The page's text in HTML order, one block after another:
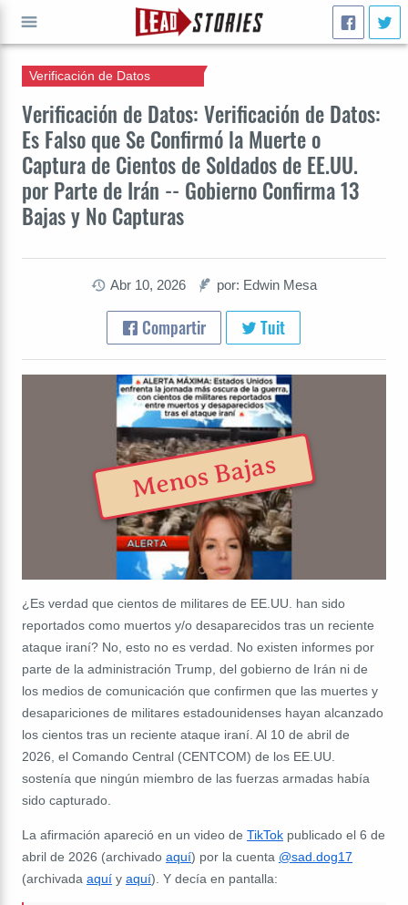
Verificación de Datos: Verificación de Datos:
Es Falso que Se Confirmó la Muerte o
Captura de Cientos de Soldados de EE.UU.
por Parte de Irán -- Gobierno Confirma 13
Bajas y No Capturas
Verificación de Datos
Abr 10, 2026 por: Edwin Mesa
Compartir Tuit
Menos Bajas
¿Es verdad que cientos de militares de EE.UU. han sido
reportados como muertos y/o desaparecidos tras un reciente
ataque iraní? No, esto no es verdad. No existen informes por
parte de la administración Trump, del gobierno de Irán ni de
los medios de comunicación que confirmen que las muertes y
desapariciones de militares estadounidenses hayan alcanzado
los cientos tras un reciente ataque iraní. Al 10 de abril de
2026, el Comando Central (CENTCOM) de los EE.UU.
sostenía que ningún miembro de las fuerzas armadas había
sido capturado.
La afirmación apareció en un video de TikTok publicado el 6 de
abril de 2026 (archivado aquí) por la cuenta @sad.dog17
(archivada aquí y aquí). Y decía en pantalla:
IR A